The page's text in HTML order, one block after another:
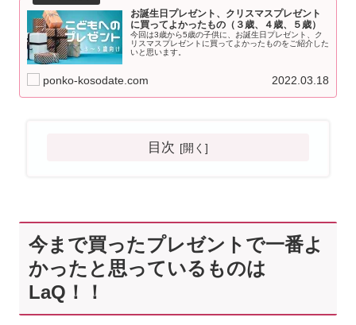
お誕生日プレゼント、クリスマスプレゼント
に買ってよかったもの（３歳、４歳、５歳）
今回は3歳から5歳の子供に、お誕生日プレゼント、ク
リスマスプレゼントに買ってよかったものをご紹介した
いと思います。
ponko-kosodate.com 2022.03.18
目次
今まで買ったプレゼントで一番よ
かったと思っているものは
LaQ！！